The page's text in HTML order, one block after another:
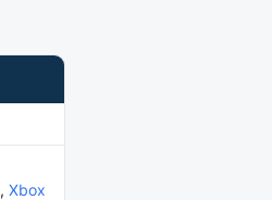
, Xbox